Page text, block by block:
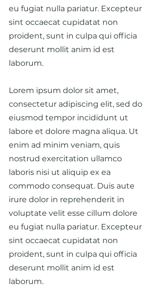
eu fugiat nulla pariatur. Excepteur
sint occaecat cupidatat non
proident, sunt in culpa qui officia
deserunt mollit anim id est
laborum.
Lorem ipsum dolor sit amet,
consectetur adipiscing elit, sed do
eiusmod tempor incididunt ut
labore et dolore magna aliqua. Ut
enim ad minim veniam, quis
nostrud exercitation ullamco
laboris nisi ut aliquip ex ea
commodo consequat. Duis aute
irure dolor in reprehenderit in
voluptate velit esse cillum dolore
eu fugiat nulla pariatur. Excepteur
sint occaecat cupidatat non
proident, sunt in culpa qui officia
deserunt mollit anim id est
laborum.